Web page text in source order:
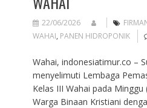
22/06/2026
WAHAI, PANEN HIDROPONIK
Wahai, indonesiatimur.co –
menyelimuti Lembaga
Kelas III Wahai pada
Warga Binaan Kristiani